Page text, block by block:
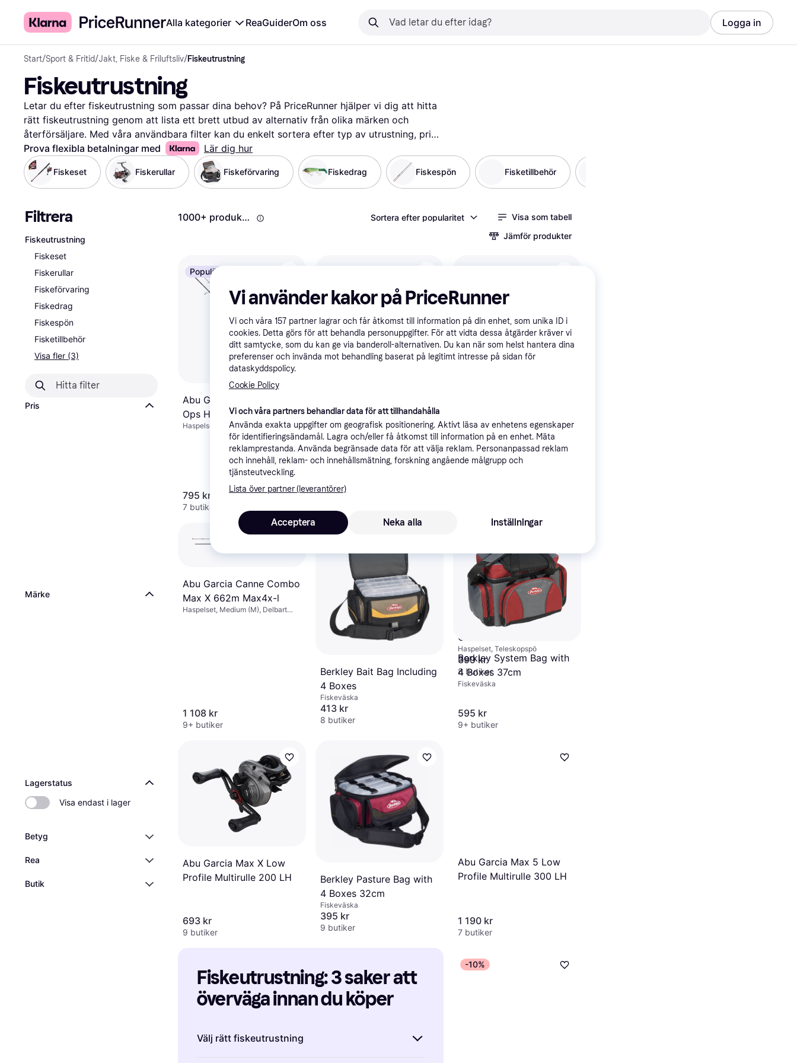
Alla kategorier ReaGuiderOm oss Logga in
Start/Sport & Fritid/Jakt, Fiske & Friluftsliv/Fiskeutrustning
Fiskeutrustning
Letar du efter fiskeutrustning som passar dina behov? På PriceRunner hjälper vi dig att hitta
rätt fiskeutrustning genom att lista ett brett utbud av alternativ från olika märken och
återförsäljare. Med våra användbara filter kan du enkelt sortera efter typ av utrustning, pris
eller användarrecensioner. Detta gör det lättare för dig att välja det som passar just dina
preferenser och din budget. Du kan även jämföra priser för att hitta de bästa erbjudandena
och få mest valuta för pengarna. Våra användarrecensioner ger dig insikter om
produkternas prestanda och kvalitet från andra fiskare. Vi guidar dig till rätt beslut genom
nästa fiskeutrustning och gör din fiskeupplevelse ännu bättre!
Mer om fiskeutrustning »
Prova flexibla betalningar med Lär dig hur
Fiskeset Fiskerullar Fiskeförvaring Fiskedrag Fiskespön Fisketillbehör
Filtrera
Fiskeutrustning
Fiskeset
Fiskerullar
Fiskeförvaring
Fiskedrag
Fiskespön
Fisketillbehör
Visa fler (3)
Pris
Märke
Lagerstatus
Visa endast i lager
Betyg
Rea
Butik
1000+ produkter Sortera efter popularitet
Visa som tabell
Jämför produkter
Populär
Abu Garcia Max X Black
Ops Haspelset
Haspelset
795 kr
7 butiker
Abu Garcia Easycast Set
7'
Haspelset, Delbart spö
399 kr
Abu Garcia Cardinal
Combo Wilderness 7ft
Tele
Haspelset, Teleskopspö
399 kr
8 butiker
Abu Garcia Canne Combo
Max X 662m Max4x-l
Haspelset, Medium (M), Delbart
1 108 kr
9+ butiker
Berkley Bait Bag Including
4 Boxes
Fiskeväska
413 kr
8 butiker
Berkley System Bag with
4 Boxes 37cm
Fiskeväska
595 kr
9+ butiker
Abu Garcia Max X Low
Profile Multirulle 200 LH
693 kr
9 butiker
Berkley Pasture Bag with
4 Boxes 32cm
Fiskeväska
395 kr
9 butiker
Abu Garcia Max 5 Low
Profile Multirulle 300 LH
1 190 kr
7 butiker
-10%
Fiskeutrustning: 3 saker att
överväga innan du köper
Välj rätt fiskeutrustning
Vi använder kakor på PriceRunner
Vi och våra 157 partner lagrar och får åtkomst till information på din enhet, som unika ID i
cookies. Detta görs för att behandla personuppgifter. För att vidta dessa åtgärder kräver vi
ditt samtycke, som du kan ge via banderoll-alternativen. Du kan när som helst hantera dina
preferenser och invända mot behandling baserat på legitimt intresse på sidan för
dataskyddspolicy.
Cookie Policy
Vi och våra partners behandlar data för att tillhandahålla
Använda exakta uppgifter om geografisk positionering. Aktivt läsa av enhetens egenskaper
för identifieringsändamål. Lagra och/eller få åtkomst till information på en enhet. Mäta
reklamprestanda. Använda begränsade data för att välja reklam. Personanpassad reklam
och innehåll, reklam- och innehållsmätning, forskning angående målgrupp och
tjänsteutveckling.
Lista över partner (leverantörer)
Neka alla
Acceptera Inställningar